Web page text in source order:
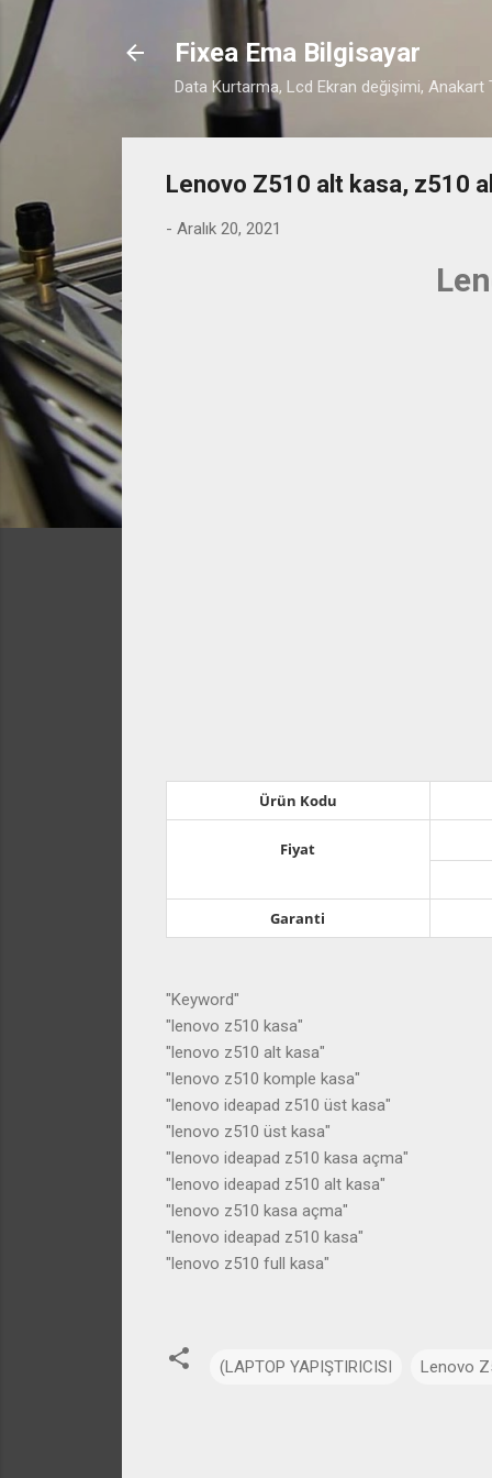
Fixea Ema Bilgisayar
Data Kurtarma, Lcd Ekran değişimi, Anakart
Lenovo Z510 alt kasa, z510
- Aralık 20, 2021
Ürün Kodu
Fiyat
Garanti
"Keyword"
"lenovo z510 kasa"
"lenovo z510 alt kasa"
"lenovo z510 komple kasa"
"lenovo ideapad z510 üst kasa"
"lenovo z510 üst kasa"
"lenovo ideapad z510 kasa açma"
"lenovo ideapad z510 alt kasa"
"lenovo z510 kasa açma"
"lenovo ideapad z510 kasa"
"lenovo z510 full kasa"
(LAPTOP YAPIŞTIRICISI Lenovo